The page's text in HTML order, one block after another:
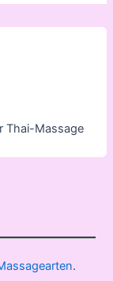
Thai-Massage
.